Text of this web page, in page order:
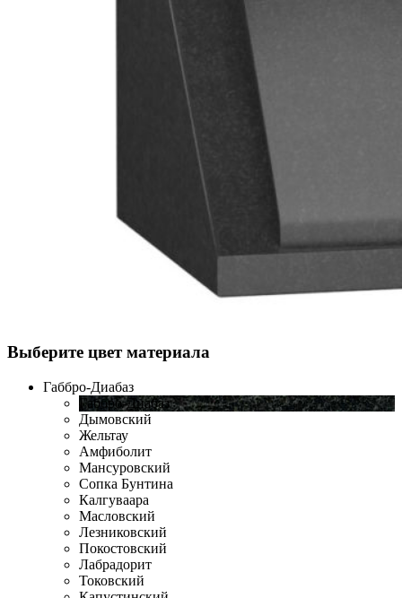
Выберите цвет материала
Габбро-Диабаз
Габбро-Диабаз
Дымовский
Жельтау
Амфиболит
Мансуровский
Сопка Бунтина
Калгуваара
Масловский
Лезниковский
Покостовский
Лабрадорит
Токовский